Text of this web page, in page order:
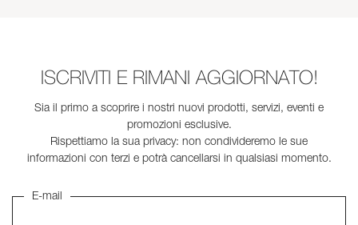
ISCRIVITI E RIMANI AGGIORNATO!
Sia il primo a scoprire i nostri nuovi prodotti, servizi, eventi e
promozioni esclusive.
Rispettiamo la sua privacy: non condivideremo le sue
informazioni con terzi e potrà cancellarsi in qualsiasi momento.
E-mail